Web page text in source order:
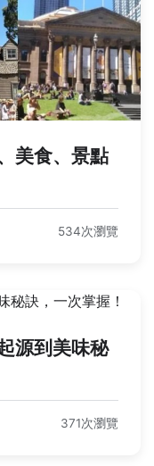
美食、景點
534次瀏覽
源到美味秘
371次瀏覽